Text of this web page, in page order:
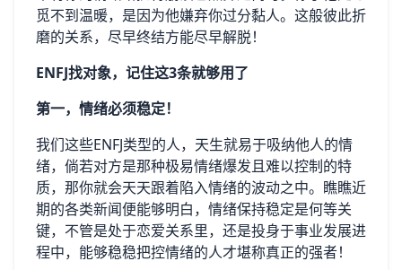
觅不到温暖，是因为他嫌弃你过分黏人。这般彼此折
磨的关系，尽早终结方能尽早解脱！
ENFJ找对象，记住这3条就够用了
第一，情绪必须稳定！
我们这些ENFJ类型的人，天生就易于吸纳他人的情
绪，倘若对方是那种极易情绪爆发且难以控制的特
质，那你就会天天跟着陷入情绪的波动之中。瞧瞧近
期的各类新闻便能够明白，情绪保持稳定是何等关
键，不管是处于恋爱关系里，还是投身于事业发展进
程中，能够稳稳把控情绪的人才堪称真正的强者！